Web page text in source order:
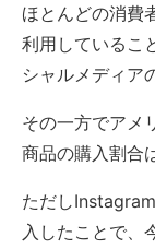
ほとんどの消費
利用しているこ
シャルメディア
その一方でアメ
商品の購入割合
ただし
入したことで、